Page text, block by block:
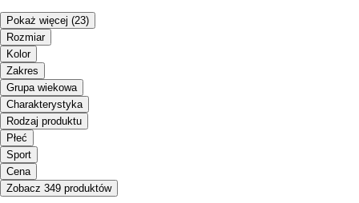
Pokaż więcej (23)
Rozmiar
Kolor
Zakres
Grupa wiekowa
Charakterystyka
Rodzaj produktu
Płeć
Sport
Cena
Zobacz 349 produktów